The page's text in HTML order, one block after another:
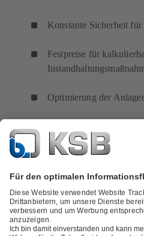
Konstante Sicherheit
Festpreise für
Optimierung der
Vereinheitlichung von